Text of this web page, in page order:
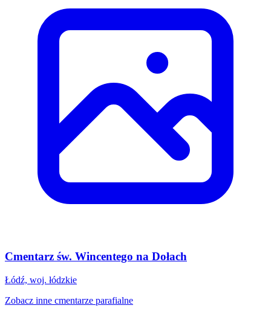
Cmentarz św. Wincentego na Dołach
Łódź, woj. łódzkie
Zobacz inne cmentarze parafialne